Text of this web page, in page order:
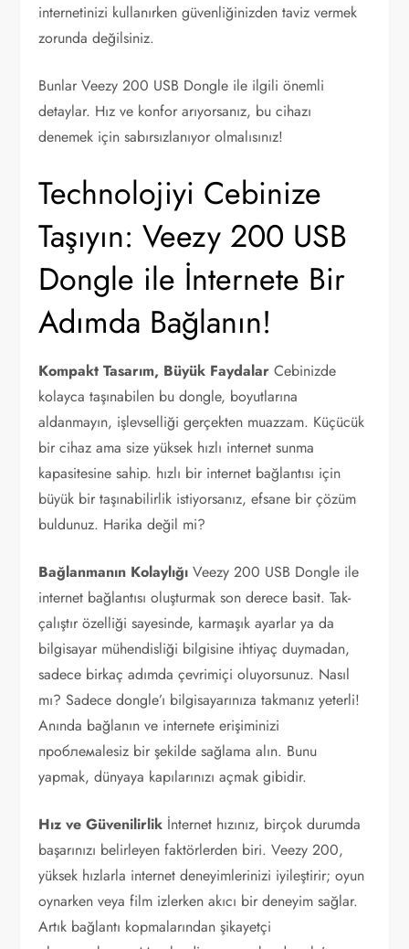
internetinizi kullanırken güvenliğinizden taviz vermek
zorunda değilsiniz.
Bunlar Veezy 200 USB Dongle ile ilgili önemli
detaylar. Hız ve konfor arıyorsanız, bu cihazı
denemek için sabırsızlanıyor olmalısınız!
Technolojiyi Cebinize
Taşıyın: Veezy 200 USB
Dongle ile İnternete Bir
Adımda Bağlanın!
Kompakt Tasarım, Büyük Faydalar Cebinizde
kolayca taşınabilen bu dongle, boyutlarına
aldanmayın, işlevselliği gerçekten muazzam. Küçücük
bir cihaz ama size yüksek hızlı internet sunma
kapasitesine sahip. hızlı bir internet bağlantısı için
büyük bir taşınabilirlik istiyorsanız, efsane bir çözüm
buldunuz. Harika değil mi?
Bağlanmanın Kolaylığı Veezy 200 USB Dongle ile
internet bağlantısı oluşturmak son derece basit. Tak-
çalıştır özelliği sayesinde, karmaşık ayarlar ya da
bilgisayar mühendisliği bilgisine ihtiyaç duymadan,
sadece birkaç adımda çevrimiçi oluyorsunuz. Nasıl
mı? Sadece dongle’ı bilgisayarınıza takmanız yeterli!
Anında bağlanın ve internete erişiminizi
проблемalesiz bir şekilde sağlama alın. Bunu
yapmak, dünyaya kapılarınızı açmak gibidir.
Hız ve Güvenilirlik İnternet hızınız, birçok durumda
başarınızı belirleyen faktörlerden biri. Veezy 200,
yüksek hızlarla internet deneyimlerinizi iyileştirir; oyun
oynarken veya film izlerken akıcı bir deneyim sağlar.
Artık bağlantı kopmalarından şikayetçi